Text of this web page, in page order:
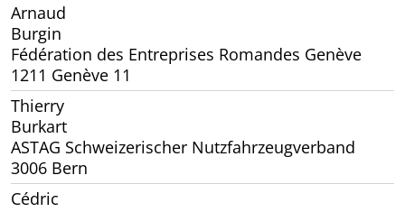
Arnaud
Burgin
Fédération des Entreprises Romandes Genève
1211 Genève 11
Thierry
Burkart
ASTAG Schweizerischer Nutzfahrzeugverband
3006 Bern
Cédric